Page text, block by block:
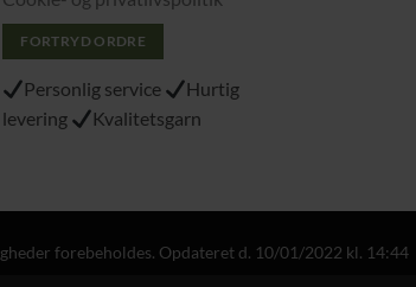
FORTRYD ORDRE
Personlig service
Hurtig
levering
Kvalitetsgarn
forebeholdes. Opdateret d. 10/01/2022 kl. 14:44